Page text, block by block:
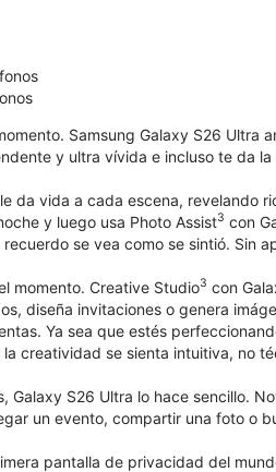
Samsung Galaxy S26 Ultra
y ultra vívida e incluso te da
da vida a cada escena, revelando
y luego usa Photo Assist3 con
se vea como se sintió. Sin
momento. Creative Studio3 con
diseña invitaciones o genera
Ya sea que estés
creatividad se sienta intuitiva, no
Galaxy S26 Ultra lo hace sencillo.
un evento, compartir una foto o
pantalla de privacidad del